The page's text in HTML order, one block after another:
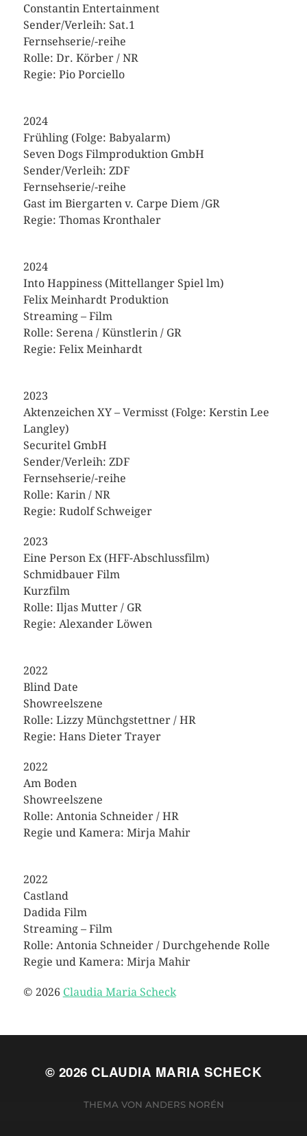
Constantin Entertainment
Sender/Verleih: Sat.1
Fernsehserie/-reihe
Rolle: Dr. Körber / NR
Regie: Pio Porciello
2024
Frühling (Folge: Babyalarm)
Seven Dogs Filmproduktion GmbH
Sender/Verleih: ZDF
Fernsehserie/-reihe
Gast im Biergarten v. Carpe Diem /GR
Regie: Thomas Kronthaler
2024
Into Happiness (Mittellanger Spiel lm)
Felix Meinhardt Produktion
Streaming – Film
Rolle: Serena / Künstlerin / GR
Regie: Felix Meinhardt
2023
Aktenzeichen XY – Vermisst (Folge: Kerstin Lee
Langley)
Securitel GmbH
Sender/Verleih: ZDF
Fernsehserie/-reihe
Rolle: Karin / NR
Regie: Rudolf Schweiger
2023
Eine Person Ex (HFF-Abschlussfilm)
Schmidbauer Film
Kurzfilm
Rolle: Iljas Mutter / GR
Regie: Alexander Löwen
2022
Blind Date
Showreelszene
Rolle: Lizzy Münchgstettner / HR
Regie: Hans Dieter Trayer
2022
Am Boden
Showreelszene
Rolle: Antonia Schneider / HR
Regie und Kamera: Mirja Mahir
2022
Castland
Dadida Film
Streaming – Film
Rolle: Antonia Schneider / Durchgehende Rolle
Regie und Kamera: Mirja Mahir
© 2026 Claudia Maria Scheck
© 2026 CLAUDIA MARIA SCHECK
THEMA VON ANDERS NORÉN